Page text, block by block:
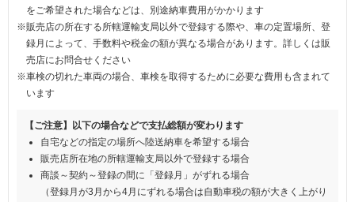
をご希望された場合などは、別途納車費用がかかります
※販売店の所在する所轄運輸支局以外で登録する際や、車の定置場所、登
録月によって、手数料や税金の額が異なる場合があります。詳しくは販
売店にお問合せください
※車検の切れた車両の場合、車検を取得するために必要な費用も含まれて
います
【ご注意】以下の場合などで支払総額が変わります
自宅などの指定の場所へ陸送納車を希望する場合
販売店所在地の所轄運輸支局以外で登録する場合
商談～契約～登録の間に「登録月」がずれる場合
（登録月が3月から4月にずれる場合は自動車税の額が大きく上がり